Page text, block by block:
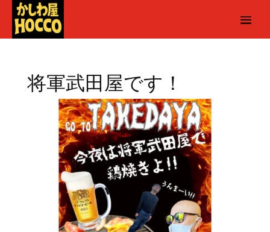
将軍武田屋です！